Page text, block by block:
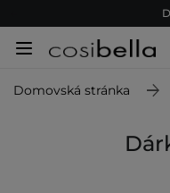
Domovská stránka